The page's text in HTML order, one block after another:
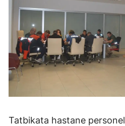
Tatbikata hastane